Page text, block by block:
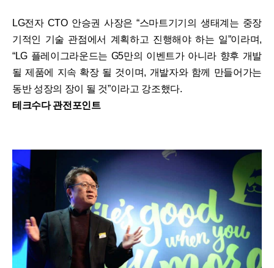
LG전자 CTO 안승권 사장은 “스마트기기의 생태계는 중장
기적인 기술 관점에서 계획하고 진행해야 하는 일”이라며,
“LG 플레이그라운드는 G5만의 이벤트가 아니라 향후 개발
될 제품에 지속 확장 될 것이며, 개발자와 함께 만들어가는
동반 성장의 장이 될 것”이라고 강조했다.
테크수다 관전포인트